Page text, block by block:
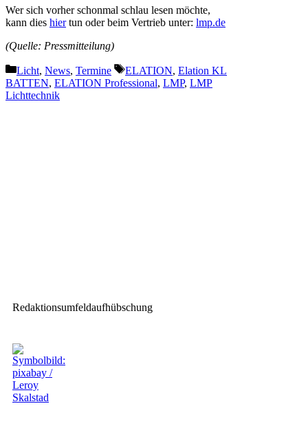
Wer sich vorher schonmal schlau lesen möchte,
kann dies hiertun oder beim Vertrieb unter: lmp.de
(Quelle: Pressmitteilung)
Kategorien
Licht, News, Termine Schlagwörter
ELATION, Elation KL
BATTEN, ELATION Professional, LMP, LMP
Lichttechnik
Redaktionsumfeldaufhübschung